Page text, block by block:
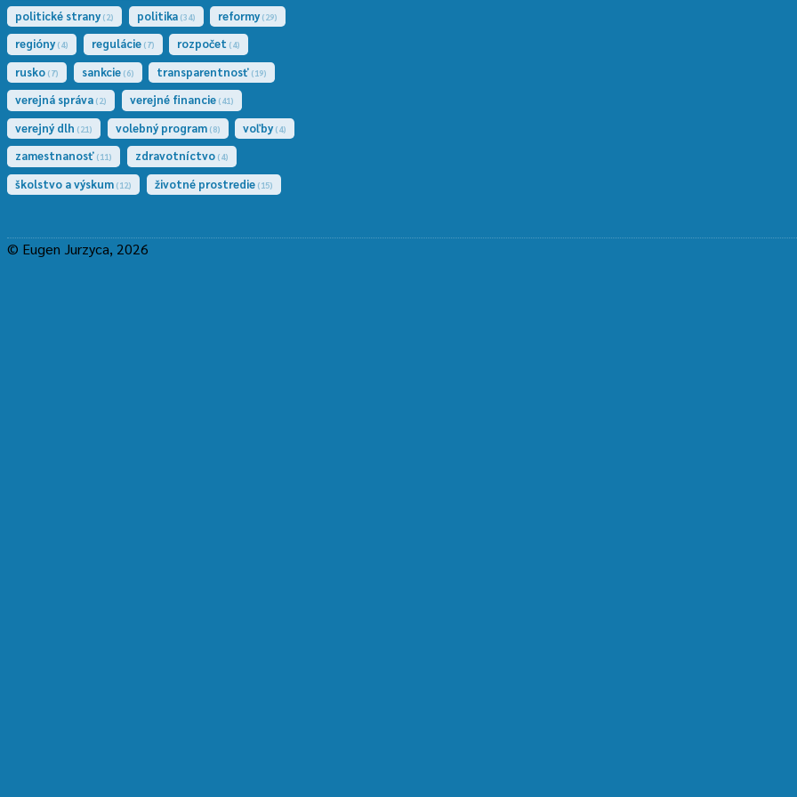
politické strany(2) politika(34) reformy (29)
regióny(4) regulácie(7) rozpočet (4)
rusko(7) sankcie(6) transparentnosť (19)
verejná správa(2) verejné financie(41)
verejný dlh (21) volebný program(8) voľby (4)
zamestnanosť(11) zdravotníctvo(4)
školstvo a výskum(12) životné prostredie(15)
© Eugen Jurzyca, 2026